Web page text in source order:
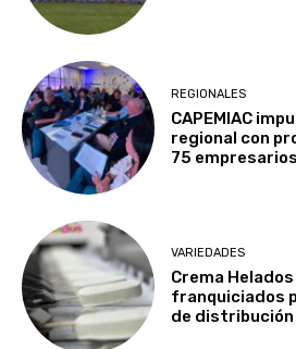
REGIONALES
CAPEMIAC
regional con
75 empresarios
VARIEDADES
Crema
franquiciados
de distribución